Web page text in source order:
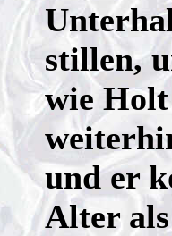
stillen,
wie
und er
Alter